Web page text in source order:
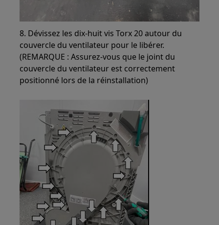
8. Dévissez les dix-huit vis Torx 20 autour du
couvercle du ventilateur pour le libérer.
(REMARQUE : Assurez-vous que le joint du
couvercle du ventilateur est correctement
positionné lors de la réinstallation)